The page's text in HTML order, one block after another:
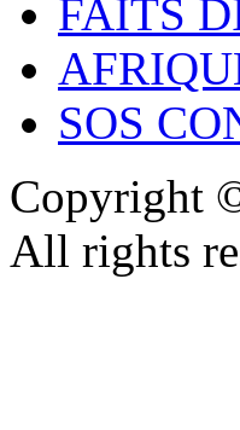
FAITS
SOS
Copyright
All rights